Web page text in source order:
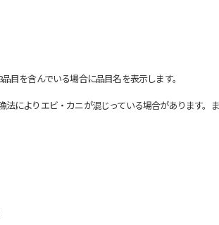
を含んでいる場合に品目名を表示します。
よりエビ・カニが混じっている場合があります。